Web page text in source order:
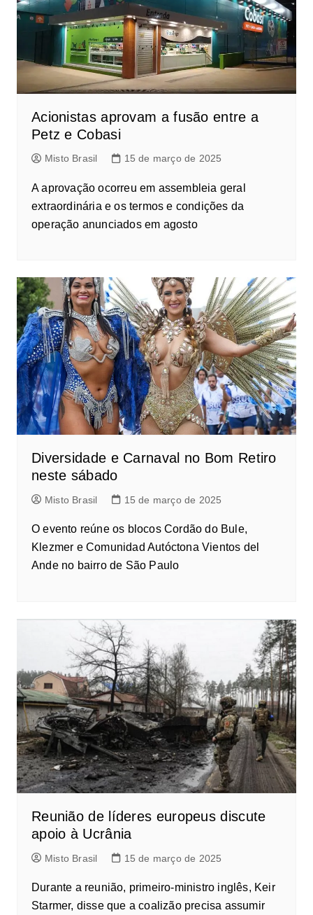
Acionistas aprovam a fusão entre a
Petz e Cobasi
Misto Brasil 15 de março de 2025
A aprovação ocorreu em assembleia geral
extraordinária e os termos e condições da
operação anunciados em agosto
Diversidade e Carnaval no Bom Retiro
neste sábado
Misto Brasil 15 de março de 2025
O evento reúne os blocos Cordão do Bule,
Klezmer e Comunidad Autóctona Vientos del
Ande no bairro de São Paulo
Reunião de líderes europeus discute
apoio à Ucrânia
Misto Brasil 15 de março de 2025
Durante a reunião, primeiro-ministro inglês, Keir
Starmer, disse que a coalizão precisa assumir